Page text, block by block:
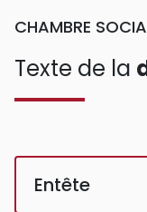
CHAMBRE
Texte de la
Entête